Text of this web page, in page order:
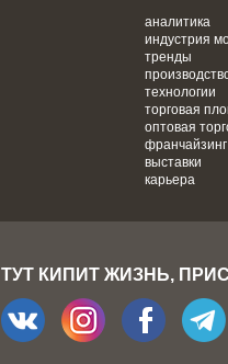
аналитика
индустрия
тренды
технологии
торговая
оптовая
франчайзинг
выставки
карьера
ТУТ КИПИТ ЖИЗНЬ,